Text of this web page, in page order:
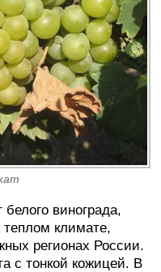
винограда,
климате,
регионах России.
с тонкой кожицей. В